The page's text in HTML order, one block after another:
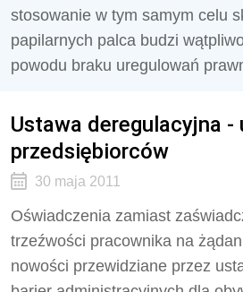
stosowanie w tym samym celu
papilarnych palca budzi
powodu braku uregulowań
Ustawa deregulacyjna -
przedsiębiorców
30 maja 2011
Oświadczenia zamiast
trzeźwości pracownika na
nowości przewidziane przez